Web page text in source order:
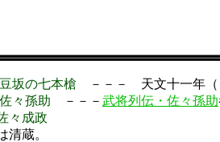
坂の七本槍 －－－ 天文十一年（
佐々孫助 －－－ 武将列伝・佐々孫助
々成政
蔵。